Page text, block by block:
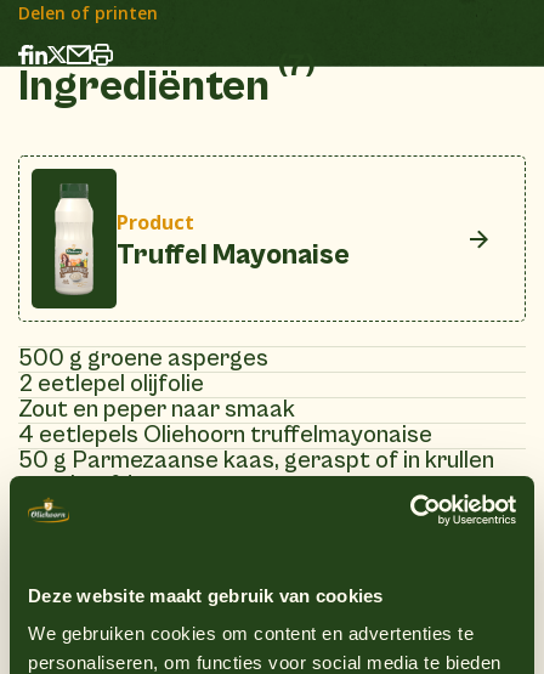
Deze website maakt gebruik van cookies
We gebruiken cookies om content en advertenties te
personaliseren, om functies voor social media te bieden
Delen of printen
Ingrediënten (7)
Product
Truffel Mayonaise
500 g groene asperges
2 eetlepel olijfolie
Zout en peper naar smaak
4 eetlepels Oliehoorn truffelmayonaise
50 g Parmezaanse kaas, geraspt of in krullen
geschaafd
1 eetlepel geroosterde amandelschaafsel
(8)